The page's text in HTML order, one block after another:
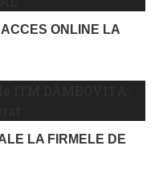
ONLINE LA
LA FIRMELE DE